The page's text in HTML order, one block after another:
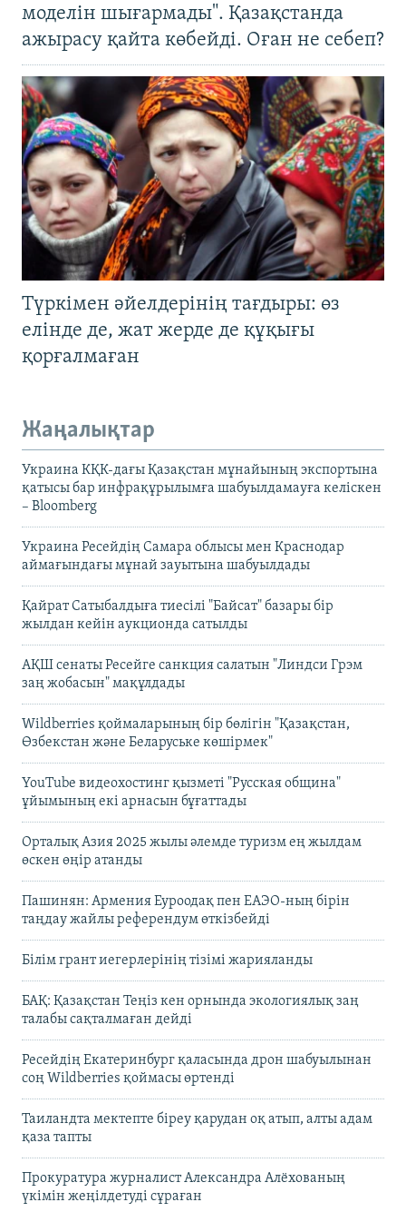
моделін шығармады". Қазақстанда
ажырасу қайта көбейді. Оған не себеп?
Түркімен әйелдерінің тағдыры: өз
елінде де, жат жерде де құқығы
қорғалмаған
Жаңалықтар
Украина КҚК-дағы Қазақстан мұнайының экспортына
қатысы бар инфрақұрылымға шабуылдамауға келіскен
– Bloomberg
Украина Ресейдің Самара облысы мен Краснодар
аймағындағы мұнай зауытына шабуылдады
Қайрат Сатыбалдыға тиесілі "Байсат" базары бір
жылдан кейін аукционда сатылды
АҚШ сенаты Ресейге санкция салатын "Линдси Грэм
заң жобасын" мақұлдады
Wildberries қоймаларының бір бөлігін "Қазақстан,
Өзбекстан және Беларуське көшірмек"
YouTube видеохостинг қызметі "Русская община"
ұйымының екі арнасын бұғаттады
Орталық Азия 2025 жылы әлемде туризм ең жылдам
өскен өңір атанды
Пашинян: Армения Еуроодақ пен ЕАЭО-ның бірін
таңдау жайлы референдум өткізбейді
Білім грант иегерлерінің тізімі жарияланды
БАҚ: Қазақстан Теңіз кен орнында экологиялық заң
талабы сақталмаған дейді
Ресейдің Екатеринбург қаласында дрон шабуылынан
соң Wildberries қоймасы өртенді
Таиландта мектепте біреу қарудан оқ атып, алты адам
қаза тапты
Прокуратура журналист Александра Алёхованың
үкімін жеңілдетуді сұраған